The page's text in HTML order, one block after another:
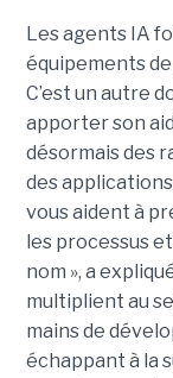
Les agents IA
équipements
C’est un autre
apporter son
désormais des
des
vous aident à
les processus
nom », a
multiplient au
mains de
échappant à la